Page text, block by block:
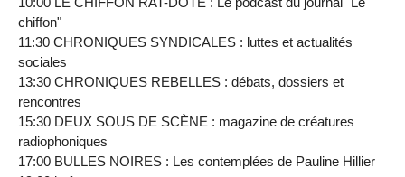
chiffon"
11:30 CHRONIQUES SYNDICALES : luttes et actualités
sociales
13:30 CHRONIQUES REBELLES : débats, dossiers et
rencontres
15:30 DEUX SOUS DE SCÈNE : magazine de créatures
radiophoniques
17:00 BULLES NOIRES : Les contemplées de Pauline Hillier